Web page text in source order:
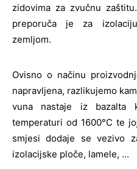
zidovima za zvučnu
preporuča je za
zemljom.
Ovisno o načinu
napravljena, razlikujemo
vuna nastaje iz
temperaturi od 1600°C te
smjesi dodaje se vezivo
izolacijske ploče, lamele, …